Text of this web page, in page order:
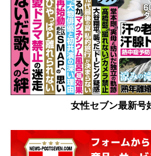
女性セブン最新号